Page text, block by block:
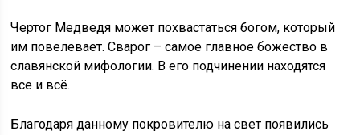
Чертог Медведя может похвастаться богом, который
им повелевает. Сварог – самое главное божество в
славянской мифологии. В его подчинении находятся
все и всё.
Благодаря данному покровителю на свет появились